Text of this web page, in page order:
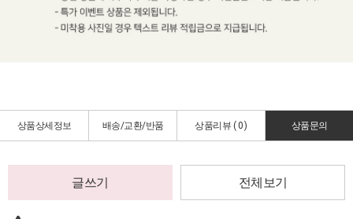
상품상세정보 배송/교환/반품 상품리뷰 (0) 상품문의
글쓰기 전체보기